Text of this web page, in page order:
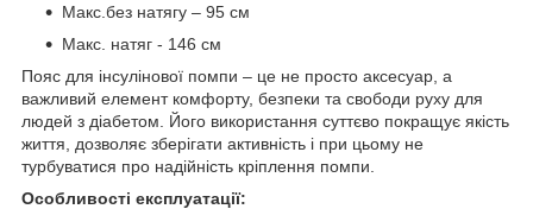
Макс.без натягу – 95 см
Макс. натяг - 146 см
Пояс для інсулінової помпи – це не просто аксесуар, а
важливий елемент комфорту, безпеки та свободи руху для
людей з діабетом. Його використання суттєво покращує якість
життя, дозволяє зберігати активність і при цьому не
турбуватися про надійність кріплення помпи.
Особливості експлуатації: